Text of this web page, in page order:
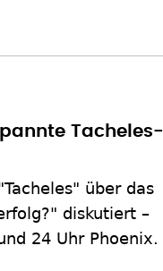
Tacheles-
über das
diskutiert –
24 Uhr Phoenix.